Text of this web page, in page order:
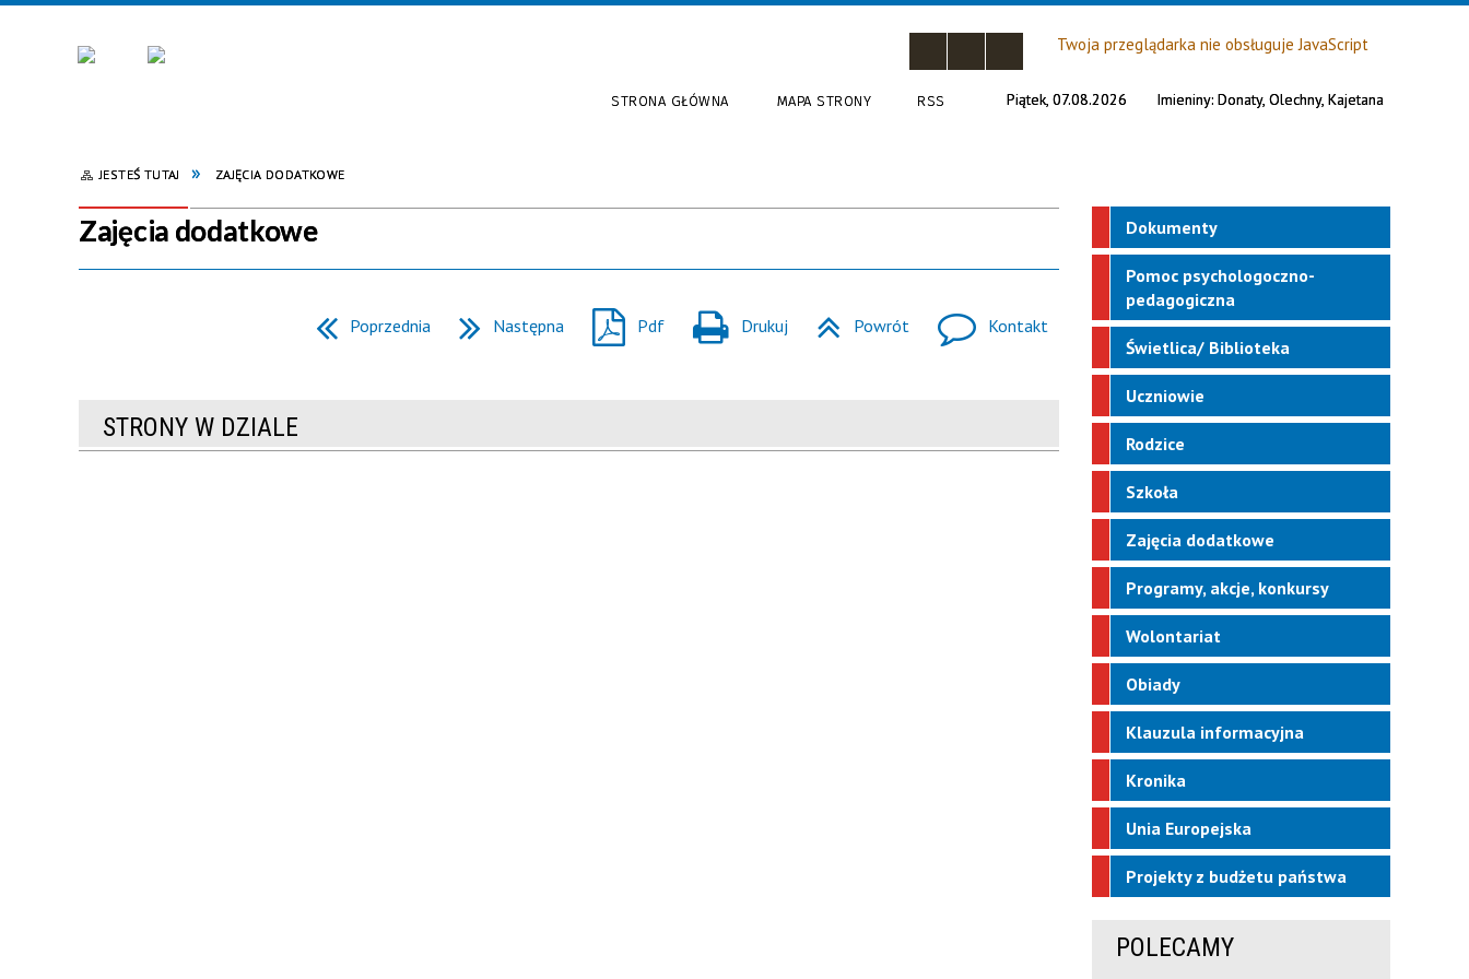
Twoja przeglądarka nie obsługuje JavaScript
STRONA GŁÓWNA MAPA STRONY RSS Piątek, 07.08.2026 Imieniny: Donaty, Olechny, Kajetana
JESTEŚ TUTAJ ZAJĘCIA DODATKOWE
Zajęcia dodatkowe
Poprzednia Następna Pdf Drukuj Powrót Kontakt
STRONY W DZIALE
Dokumenty
Pomoc psychologoczno-
pedagogiczna
Świetlica/ Biblioteka
Uczniowie
Rodzice
Szkoła
Zajęcia dodatkowe
Programy, akcje, konkursy
Wolontariat
Obiady
Klauzula informacyjna
Kronika
Unia Europejska
Projekty z budżetu państwa
POLECAMY